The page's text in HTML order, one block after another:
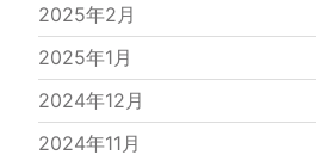
2025年2月
2025年1月
2024年12月
2024年11月